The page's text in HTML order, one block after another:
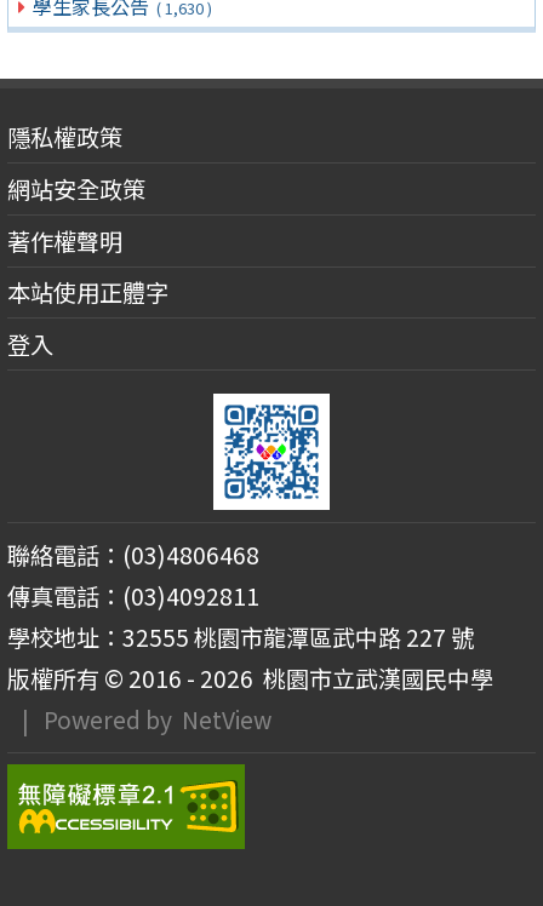
( 1,630 )
隱私權政策
網站安全政策
著作權聲明
本站使用正體字
登入
聯絡電話：(03)4806468
傳真電話：(03)4092811
學校地址：32555 桃園市龍潭區武中路 227 號
版權所有 © 2016 - 2026 桃園市立武漢國民中學
| Powered by NetView